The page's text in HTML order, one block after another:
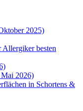
2025)
besten
2026)
in Schortens &